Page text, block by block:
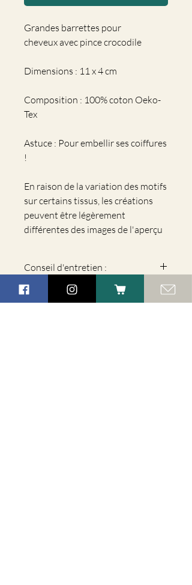
Grandes barrettes pour
cheveux avec pince crocodile
Dimensions : 11 x 4 cm
Composition : 100% coton Oeko-
Tex
Astuce : Pour embellir ses coiffures
!
En raison de la variation des motifs
sur certains tissus, les créations
peuvent être légèrement
différentes des images de l'aperçu
Conseil d'entretien :
Ne pas laver
Ne pas mettre au sèche-linge